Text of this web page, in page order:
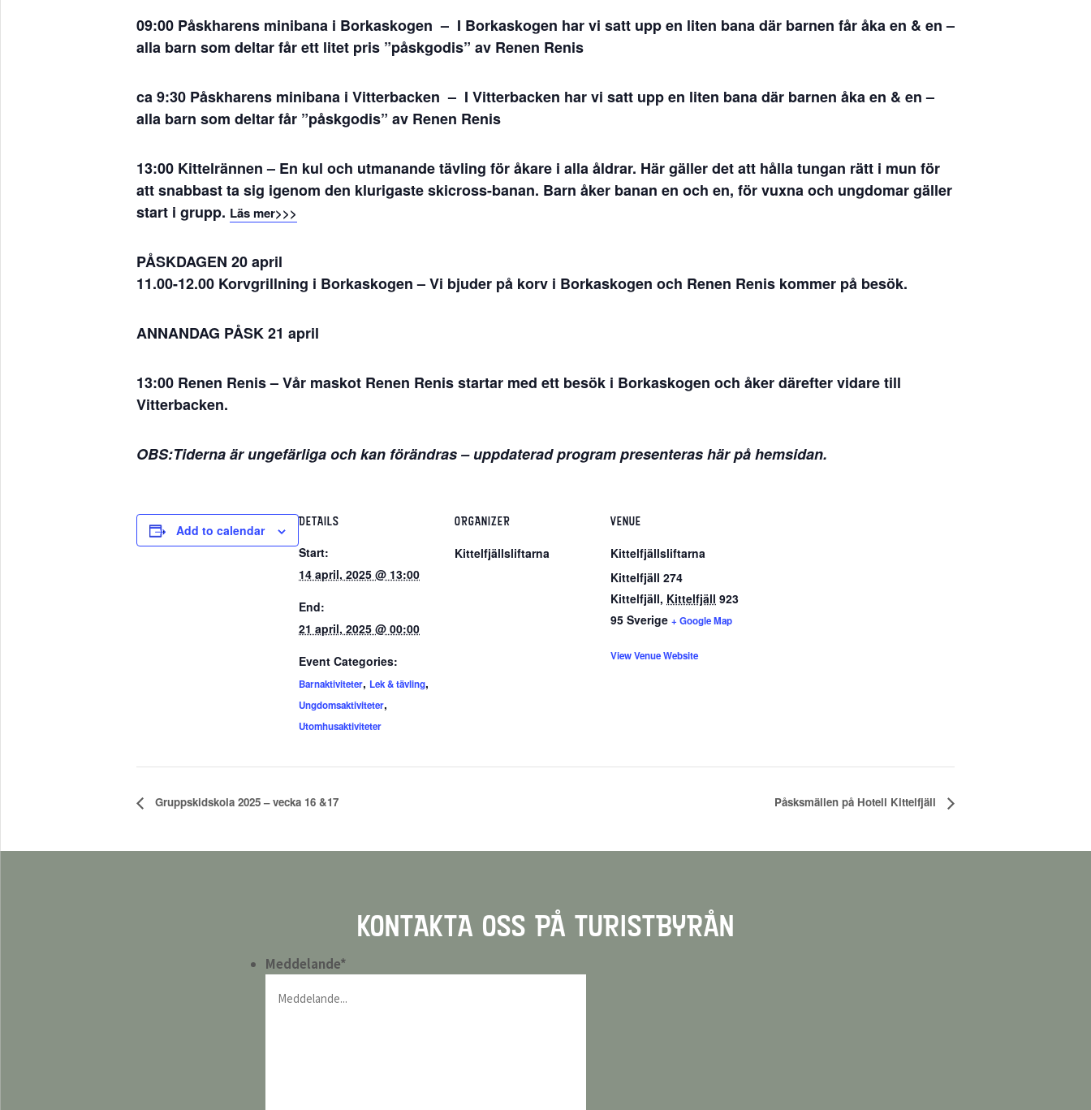
09:00 Påskharens minibana i Borkaskogen – I Borkaskogen har vi satt upp en liten bana där barnen får åka en & en –
alla barn som deltar får ett litet pris ”påskgodis” av Renen Renis
ca 9:30 Påskharens minibana i Vitterbacken – I Vitterbacken har vi satt upp en liten bana där barnen åka en & en –
alla barn som deltar får ”påskgodis” av Renen Renis
13:00 Kittelrännen– En kul och utmanande tävling för åkare i alla åldrar. Här gäller det att hålla tungan rätt i mun för
att snabbast ta sig igenom den klurigaste skicross-banan. Barn åker banan en och en, för vuxna och ungdomar gäller
start i grupp. Läs mer>>>
PÅSKDAGEN 20 april
11.00-12.00 Korvgrillning i Borkaskogen– Vi bjuder på korv i Borkaskogen och Renen Renis kommer på besök.
ANNANDAG PÅSK 21 april
13:00 Renen Renis– Vår maskot Renen Renis startar med ett besök i Borkaskogen och åker därefter vidare till
Vitterbacken.
OBS:Tiderna är ungefärliga och kan förändras – uppdaterad program presenteras här på hemsidan.
Add to calendar
DETAILS
Start:
14 april, 2025 @ 13:00
End:
21 april, 2025 @ 00:00
Event Categories:
Barnaktiviteter, Lek & tävling,
Ungdomsaktiviteter,
Utomhusaktiviteter
ORGANIZER
Kittelfjällsliftarna
VENUE
Kittelfjällsliftarna
Kittelfjäll 274
Kittelfjäll, Kittelfjäll 923
95 Sverige + Google Map
View Venue Website
Gruppskidskola 2025 – vecka 16 &17 Påsksmällen på Hotell Kittelfjäll
KONTAKTA OSS PÅ TURISTBYRÅN
Meddelande*